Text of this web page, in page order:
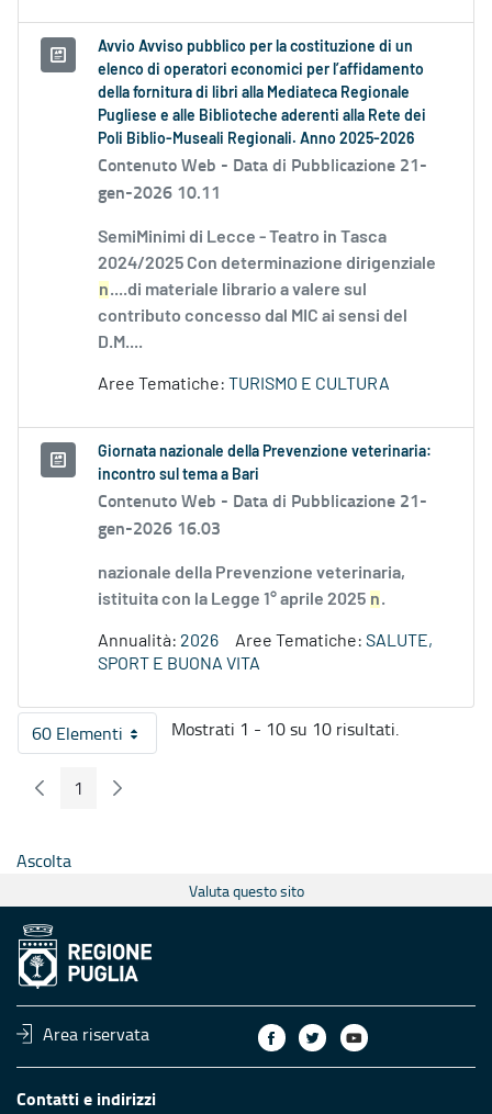
Avvio Avviso pubblico per la costituzione di un
elenco di operatori economici per l’affidamento
della fornitura di libri alla Mediateca Regionale
Pugliese e alle Biblioteche aderenti alla Rete dei
Poli Biblio-Museali Regionali. Anno 2025-2026
Contenuto Web - Data di Pubblicazione 21-
gen-2026 10.11
SemiMinimi di Lecce - Teatro in Tasca
2024/2025 Con determinazione dirigenziale
n....di materiale librario a valere sul
contributo concesso dal MIC ai sensi del
D.M....
Aree Tematiche: TURISMO E CULTURA
Giornata nazionale della Prevenzione veterinaria:
incontro sul tema a Bari
Contenuto Web - Data di Pubblicazione 21-
gen-2026 16.03
nazionale della Prevenzione veterinaria,
istituita con la Legge 1° aprile 2025 n.
Annualità: 2026 Aree Tematiche: SALUTE,
SPORT E BUONA VITA
60 ElementiPer pagina
Mostrati 1 - 10 su 10 risultati.
Pagina Precedente
Pagina
1 Pagina Seguente
Ascolta
Valuta questo sito
Area riservata
Contatti e indirizzi